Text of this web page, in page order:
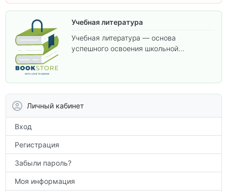
Учебная литература
Учебная литература — основа
успешного освоения школьной
Личный кабинет
Вход
Регистрация
Забыли пароль?
Моя информация